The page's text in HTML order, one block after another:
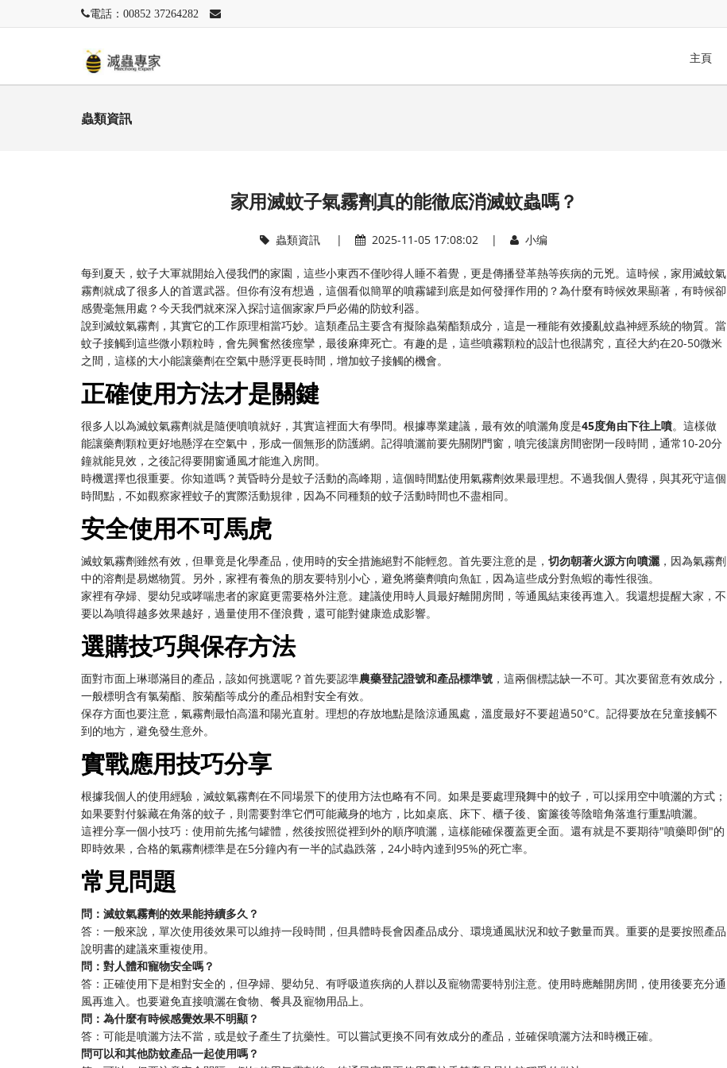
電話：00852 37264282
主頁
蟲類資訊
家用滅蚊子氣霧劑真的能徹底消滅蚊蟲嗎？
蟲類資訊 | 2025-11-05 17:08:02 | 小编
每到夏天，蚊子大軍就開始入侵我們的家園，這些小東西不僅吵得人睡不着覺，更是傳播登革熱等疾病的元兇。這時候，家用滅蚊氣
霧劑就成了很多人的首選武器。但你有沒有想過，這個看似簡單的噴霧罐到底是如何發揮作用的？為什麼有時候效果顯著，有時候卻
感覺毫無用處？今天我們就來深入探討這個家家戶戶必備的防蚊利器。
說到滅蚊氣霧劑，其實它的工作原理相當巧妙。這類產品主要含有擬除蟲菊酯類成分，這是一種能有效擾亂蚊蟲神經系統的物質。當
蚊子接觸到這些微小顆粒時，會先興奮然後痙攣，最後麻痺死亡。有趣的是，這些噴霧顆粒的設計也很講究，直径大約在20-50微米
之間，這樣的大小能讓藥劑在空氣中懸浮更長時間，增加蚊子接觸的機會。
正確使用方法才是關鍵
很多人以為滅蚊氣霧劑就是隨便噴噴就好，其實這裡面大有學問。根據專業建議，最有效的噴灑角度是45度角由下往上噴。這樣做
能讓藥劑顆粒更好地懸浮在空氣中，形成一個無形的防護網。記得噴灑前要先關閉門窗，噴完後讓房間密閉一段時間，通常10-20分
鐘就能見效，之後記得要開窗通風才能進入房間。
時機選擇也很重要。你知道嗎？黃昏時分是蚊子活動的高峰期，這個時間點使用氣霧劑效果最理想。不過我個人覺得，與其死守這個
時間點，不如觀察家裡蚊子的實際活動規律，因為不同種類的蚊子活動時間也不盡相同。
安全使用不可馬虎
滅蚊氣霧劑雖然有效，但畢竟是化學產品，使用時的安全措施絕對不能輕忽。首先要注意的是， 切勿朝著火源方向噴灑，因為氣霧劑
中的溶劑是易燃物質。另外，家裡有養魚的朋友要特別小心，避免將藥劑噴向魚缸，因為這些成分對魚蝦的毒性很強。
家裡有孕婦、嬰幼兒或哮喘患者的家庭更需要格外注意。建議使用時人員最好離開房間，等通風結束後再進入。我還想提醒大家，不
要以為噴得越多效果越好，過量使用不僅浪費，還可能對健康造成影響。
選購技巧與保存方法
面對市面上琳瑯滿目的產品，該如何挑選呢？首先要認準農藥登記證號和產品標準號 ，這兩個標誌缺一不可。其次要留意有效成分，
一般標明含有氯菊酯、胺菊酯等成分的產品相對安全有效。
保存方面也要注意，氣霧劑最怕高溫和陽光直射。理想的存放地點是陰涼通風處，溫度最好不要超過50°C。記得要放在兒童接觸不
到的地方，避免發生意外。
實戰應用技巧分享
根據我個人的使用經驗，滅蚊氣霧劑在不同場景下的使用方法也略有不同。如果是要處理飛舞中的蚊子，可以採用空中噴灑的方式；
如果要對付躲藏在角落的蚊子，則需要對準它們可能藏身的地方，比如桌底、床下、櫃子後、窗簾後等陰暗角落進行重點噴灑。
這裡分享一個小技巧：使用前先搖勻罐體，然後按照從裡到外的順序噴灑，這樣能確保覆蓋更全面。還有就是不要期待"噴藥即倒"的
即時效果，合格的氣霧劑標準是在5分鐘內有一半的試蟲跌落，24小時內達到95%的死亡率。
常見問題
問：滅蚊氣霧劑的效果能持續多久？
答：一般來說，單次使用後效果可以維持一段時間，但具體時長會因產品成分、環境通風狀況和蚊子數量而異。重要的是要按照產品
說明書的建議來重複使用。
問：對人體和寵物安全嗎？
答：正確使用下是相對安全的，但孕婦、嬰幼兒、有呼吸道疾病的人群以及寵物需要特別注意。使用時應離開房間，使用後要充分通
風再進入。也要避免直接噴灑在食物、餐具及寵物用品上。
問：為什麼有時候感覺效果不明顯？
答：可能是噴灑方法不當，或是蚊子產生了抗藥性。可以嘗試更換不同有效成分的產品，並確保噴灑方法和時機正確。
問可以和其他防蚊產品一起使用嗎？